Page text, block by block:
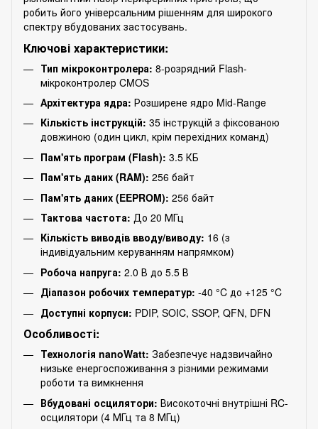
робить його універсальним рішенням для широкого
спектру вбудованих застосувань.
Ключові характеристики:
Тип мікроконтролера: 8-розрядний Flash-
мікроконтролер CMOS
Архітектура ядра: Розширене ядро Mid-Range
Кількість інструкцій: 35 інструкцій з фіксованою
довжиною (один цикл, крім перехідних команд)
Пам'ять програм (Flash): 3.5 КБ
Пам'ять даних (RAM): 256 байт
Пам'ять даних (EEPROM): 256 байт
Тактова частота: До 20 МГц
Кількість виводів вводу/виводу: 16 (з
індивідуальним керуванням напрямком)
Робоча напруга: 2.0 В до 5.5 В
Діапазон робочих температур: -40 °C до +125 °C
Доступні корпуси: PDIP, SOIC, SSOP, QFN, DFN
Особливості:
Технологія nanoWatt: Забезпечує надзвичайно
низьке енергоспоживання з різними режимами
роботи та вимкнення
Вбудовані осцилятори: Високоточні внутрішні RC-
осцилятори (4 МГц та 8 МГц)